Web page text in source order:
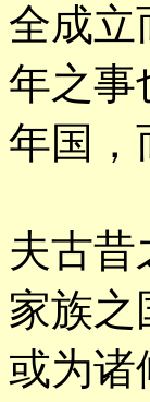
全成立
年之事
年国，
夫古昔
家族之
或为诸